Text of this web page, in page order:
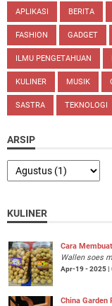
APLIKASI BERITA
FASHION GADGET
ILMU PENGETAHUAN
KULINER MUSIK
SASTRA TEKNOLOGI
ARSIP
KULINER
Cara
Wallen soes
Apr-19 - 2025 |
China Garden